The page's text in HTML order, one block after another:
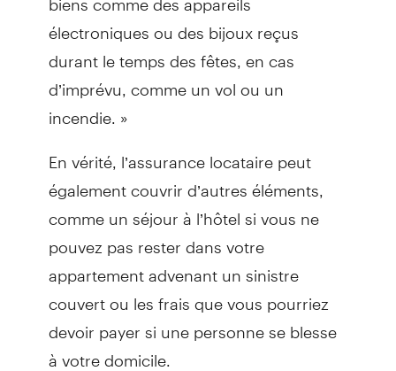
électroniques ou des bijoux reçus
durant le temps des fêtes, en cas
d’imprévu, comme un vol ou un
incendie. »
En vérité, l’assurance locataire peut
également couvrir d’autres éléments,
comme un séjour à l’hôtel si vous ne
pouvez pas rester dans votre
appartement advenant un sinistre
couvert ou les frais que vous pourriez
devoir payer si une personne se blesse
à votre domicile.